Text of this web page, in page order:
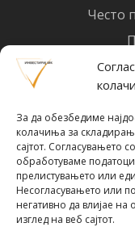
За да обезбедиме
колачиња за
сајтот. Согласувањето
обработуваме
прелистувањето или
Несогласувањето или
негативно да влијае
изглед на веб сајтот.
Често